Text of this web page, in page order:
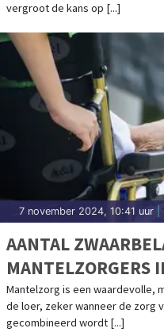
vergroot de kans op [...]
7 november 2024, 10:41 uur
AANTAL
MANTELZORGERS
JAAR TIJD
Mantelzorg is een waardevolle,
de loer, zeker wanneer de zorg
gecombineerd wordt [...]